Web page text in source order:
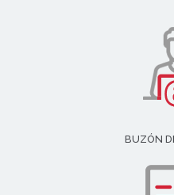
BUZÓN